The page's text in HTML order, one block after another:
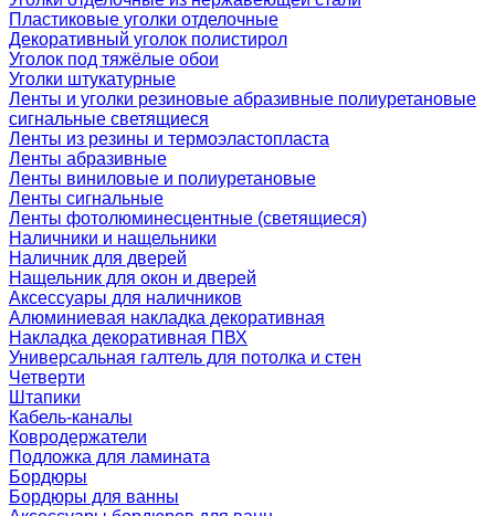
Пластиковые уголки отделочные
Декоративный уголок полистирол
Уголок под тяжёлые обои
Уголки штукатурные
Ленты и уголки резиновые абразивные полиуретановые
сигнальные светящиеся
Ленты из резины и термоэластопласта
Ленты абразивные
Ленты виниловые и полиуретановые
Ленты сигнальные
Ленты фотолюминесцентные (светящиеся)
Наличники и нащельники
Наличник для дверей
Нащельник для окон и дверей
Аксессуары для наличников
Алюминиевая накладка декоративная
Накладка декоративная ПВХ
Универсальная галтель для потолка и стен
Четверти
Штапики
Кабель-каналы
Ковродержатели
Подложка для ламината
Бордюры
Бордюры для ванны